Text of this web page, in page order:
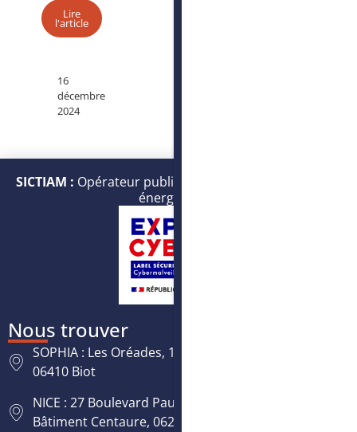
Lire
l'article
16
décembre
2024
SICTIAM : Opérateur public de services numériques et
énergétiques
Nous trouver
SOPHIA : Les Oréades, 125 rue des Amandiers,
06410 Biot
NICE : 27 Boulevard Paul Montel Nice Leader -
Bâtiment Centaure, 06200 Nice